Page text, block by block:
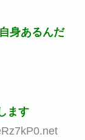
身あるんだ
ます